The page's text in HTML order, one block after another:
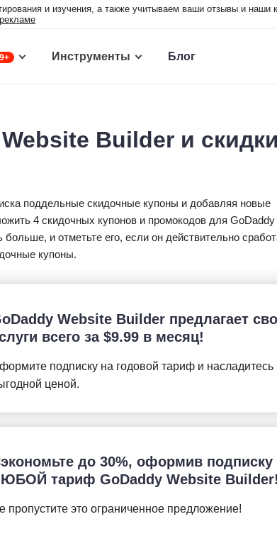
и изучения, а также учитываем ваши отзывы и
Инструменты Блог
Builder и
поддельные скидочные купоны и добавляя новые
4 скидочных купонов и промокодов для GoDaddy
и отметьте его, если он действительно
купоны.
Website Builder предлагает
всего за$9.99 в месяц!
подписку на годовой тариф и насладитесь
ценой.
до 30%, оформив подписку
тариф GoDaddy Website Builder!
пропустите это ограниченное предложение!